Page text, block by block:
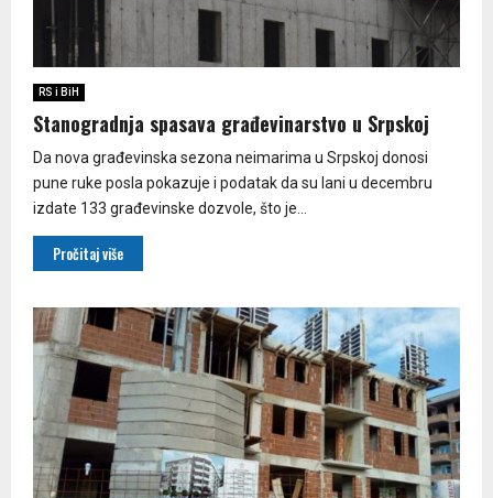
RS i BiH
Stanogradnja spasava građevinarstvo u Srpskoj
Da nova građevinska sezona neimarima u Srpskoj donosi
pune ruke posla pokazuje i podatak da su lani u decembru
izdate 133 građevinske dozvole, što je...
Pročitaj više